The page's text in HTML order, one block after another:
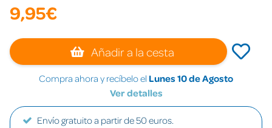
9,95€
Añadir a la cesta
Compra ahora y recíbelo el Lunes 10 de Agosto
Ver detalles
Envío gratuito a partir de 50 euros.